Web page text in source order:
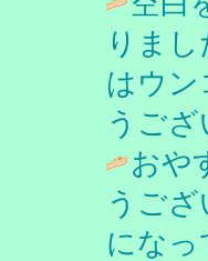
りま
はウ
うご
おや
うご
にな